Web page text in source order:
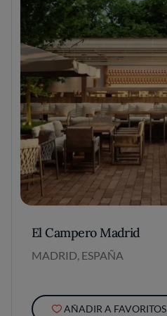
El Campero Madrid
MADRID, ESPAÑA
AÑADIR A FAVORITOS